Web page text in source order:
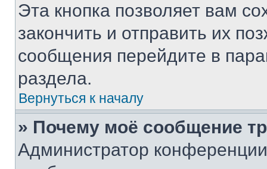
Эта кнопка позволяет вам
закончить и отправить их
сообщения перейдите в
раздела.
Вернуться к началу
» Почему моё сообщение
Администратор